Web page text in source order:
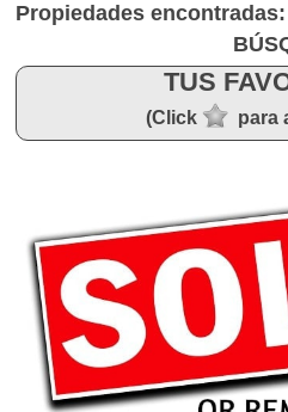
Propiedades
TUS
(Click para